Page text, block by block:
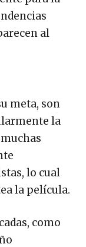
al
meta, son
la
lo cual
la película.
como